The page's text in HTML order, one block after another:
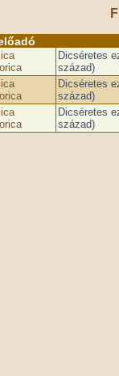
Dicséretes
század)
Dicséretes
század)
Dicséretes
század)